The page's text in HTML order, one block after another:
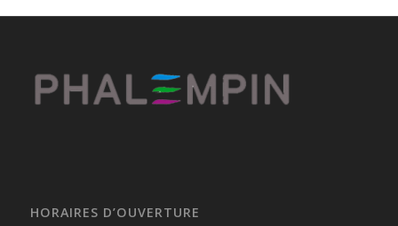
HORAIRES D’OUVERTURE